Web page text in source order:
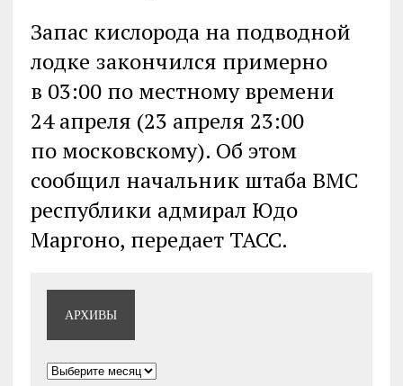
Запас кислорода на подводной
лодке закончился примерно
в 03:00 по местному времени
24 апреля (23 апреля 23:00
по московскому). Об этом
сообщил начальник штаба ВМС
республики адмирал Юдо
Маргоно, передает ТАСС.
АРХИВЫ
Архивы